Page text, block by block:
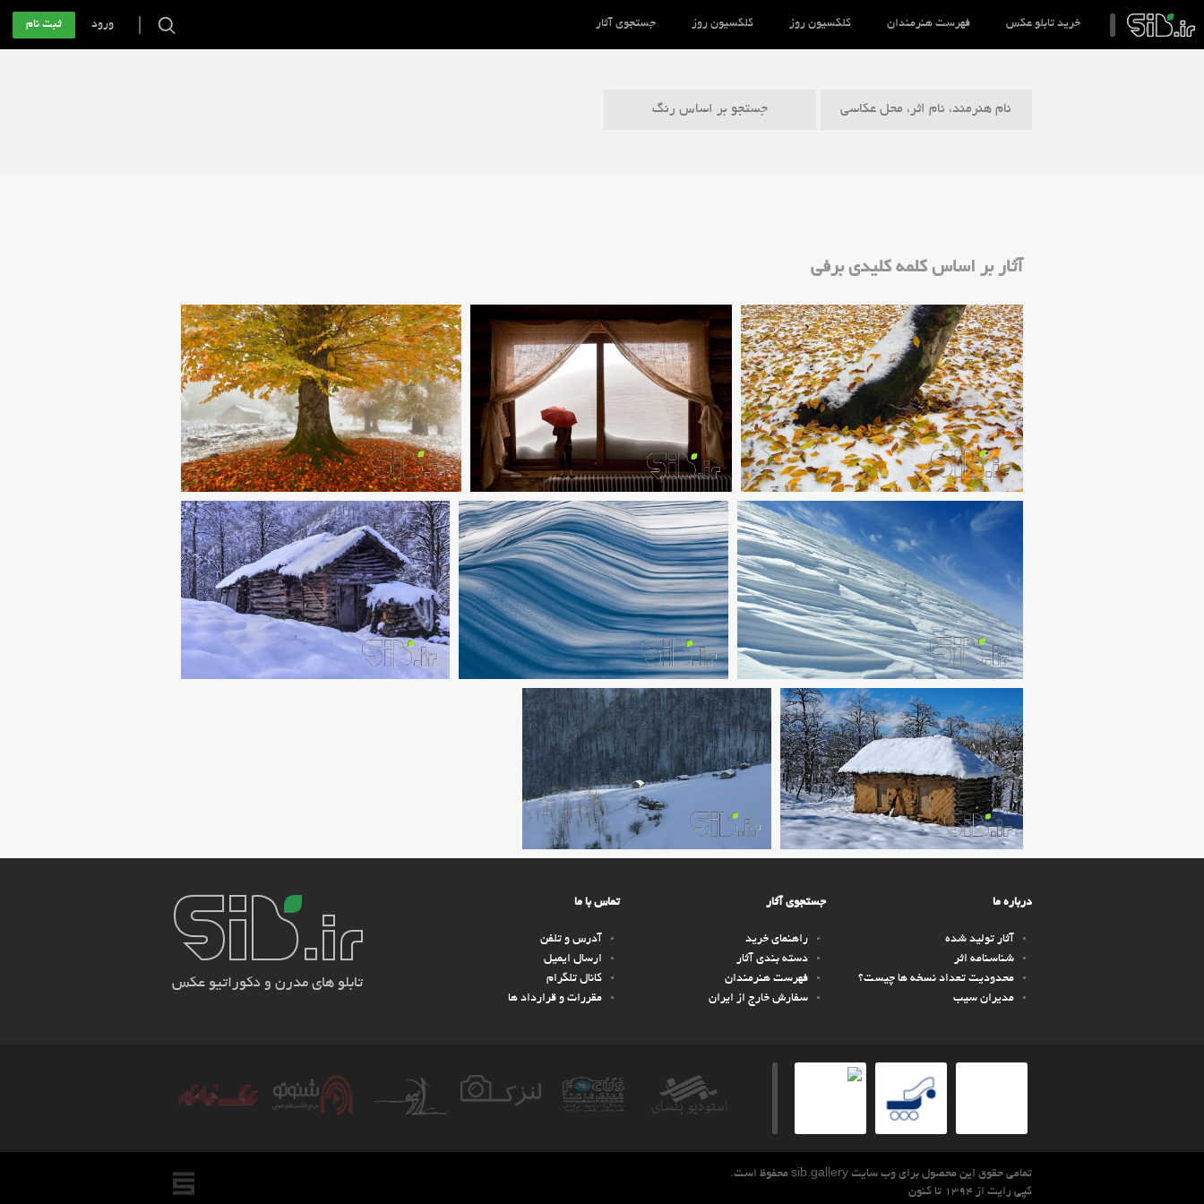
نام هنرمند، نام اثر، محل عکاسی جستجو بر اساس رنگ
خرید تابلو عکس فهرست هنرمندان کلکسیون روز کلکسیون روز جستجوی آثار ورود ثبت نام
آثار بر اساس کلمه کلیدی برفی
درباره ما
آثار تولید شده
شناسنامه اثر
محدودیت تعداد نسخه ها چیست؟
مدیران سیب
جستجوی آثار
راهنمای خرید
دسته بندی آثار
فهرست هنرمندان
سفارش خارج از ایران
تماس با ما
آدرس و تلفن
ارسال ایمیل
کانال تلگرام
مقررات و قرارداد ها
تابلو های مدرن و دکوراتیو عکس
تمامی حقوق این محصول برای وب سایت sib.gallery محفوظ است.
کپی رایت از 1394 تا کنون